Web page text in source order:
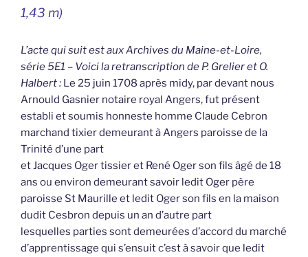
1,43 m)
L’acte qui suit est aux Archives du Maine-et-Loire,
série 5E1 – Voici la retranscription de P. Grelier et O.
Halbert : Le 25 juin 1708 après midy, par devant nous
Arnould Gasnier notaire royal Angers, fut présent
establi et soumis honneste homme Claude Cebron
marchand tixier demeurant à Angers paroisse de la
Trinité d’une part
et Jacques Oger tissier et René Oger son fils âgé de 18
ans ou environ demeurant savoir ledit Oger père
paroisse St Maurille et ledit Oger son fils en la maison
dudit Cesbron depuis un an d’autre part
lesquelles parties sont demeurées d’accord du marché
d’apprentissage qui s’ensuit c’est à savoir que ledit